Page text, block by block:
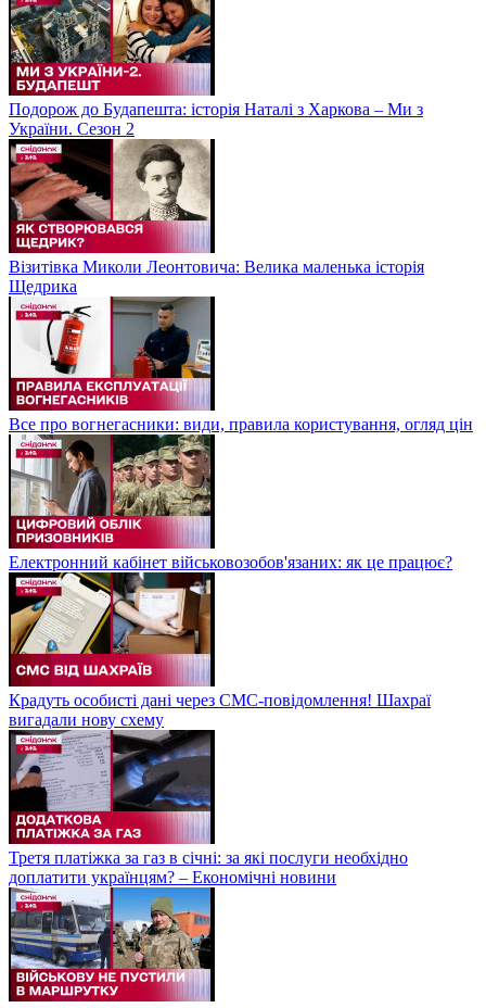
Подорож до Будапешта: історія Наталі з Харкова – Ми з
України. Сезон 2
Візитівка Миколи Леонтовича: Велика маленька історія
Щедрика
Все про вогнегасники: види, правила користування, огляд цін
Електронний кабінет військовозобов'язаних: як це працює?
Крадуть особисті дані через СМС-повідомлення! Шахраї
вигадали нову схему
Третя платіжка за газ в січні: за які послуги необхідно
доплатити українцям? – Економічні новини